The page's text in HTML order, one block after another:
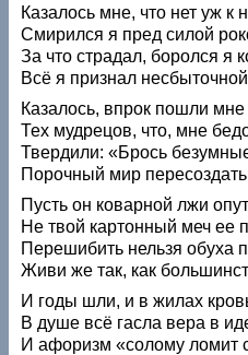
Казалось мне, что нет уж к
Смирился я пред силой
За что страдал, боролся я
Всё я признал
Казалось, впрок пошли мне
Тех мудрецов, что, мне
Твердили: «Брось
Порочный мир пересоздать
Пусть он коварной лжи
Не твой картонный меч ее
Перешибить нельзя обуха
Живи же так, как
И годы шли, и в жилах
В душе всё гасла вера в
И афоризм «солому ломит